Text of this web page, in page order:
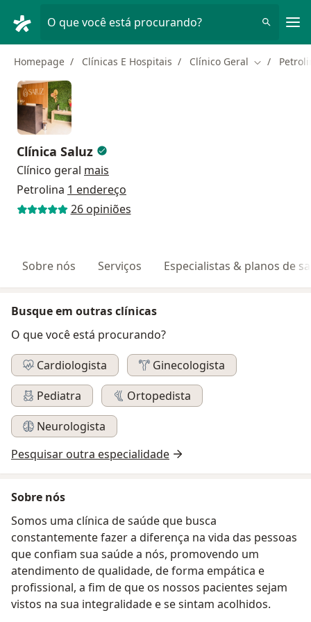
O que você está procurando?
Homepage Clínicas E Hospitais Clínico Geral Mudar de
Clínica Saluz
Clínico geral mais
Petrolina 1 endereço
26 opiniões
Sobre nós Serviços Especialistas & planos de
Busque em outras clínicas
O que você está procurando?
Cardiologista
Ginecologista
Pediatra
Ortopedista
Neurologista
Pesquisar outra especialidade
Sobre nós
Somos uma clínica de saúde que busca
constantemente fazer a diferença na vida das pessoas
que confiam sua saúde a nós, promovendo um
atendimento de qualidade, de forma empática e
profissional, a fim de que os nossos pacientes sejam
vistos na sua integralidade e se sintam acolhidos.